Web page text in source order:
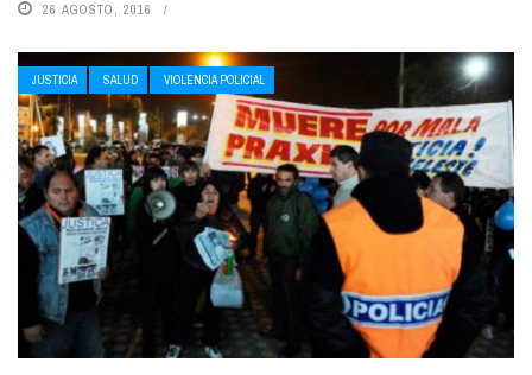
26 AGOSTO, 2016
JUSTICIA SALUD VIOLENCIA POLICIAL